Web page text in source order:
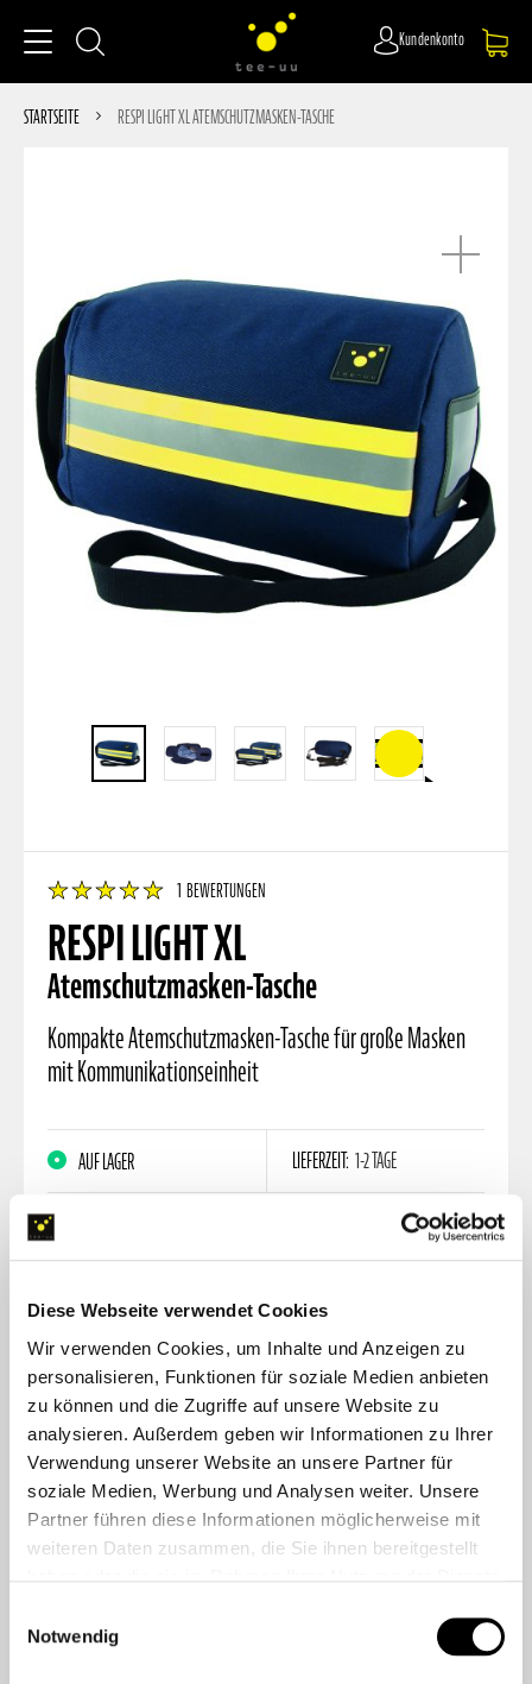
Diese Webseite verwendet Cookies
Wir verwenden Cookies, um Inhalte und Anzeigen zu
personalisieren, Funktionen für soziale Medien anbieten
zu können und die Zugriffe auf unsere Website zu
analysieren. Außerdem geben wir Informationen zu Ihrer
Verwendung unserer Website an unsere Partner für
soziale Medien, Werbung und Analysen weiter. Unsere
Partner führen diese Informationen möglicherweise mit
weiteren Daten zusammen, die Sie ihnen bereitgestellt
Notwendig
Kundenkonto
STARTSEITE RESPI LIGHT XL ATEMSCHUTZMASKEN-TASCHE
1 BEWERTUNGEN
RESPI LIGHT XL
Atemschutzmasken-Tasche
Kompakte Atemschutzmasken-Tasche für große Masken
mit Kommunikationseinheit
AUF LAGER LIEFERZEIT: 1-2 TAGE
platzsparend: flexible Tasche zur kompakten Lagerung im
Fahrzeug
ausgewachsen: ideal für große Atemschutzmasken mit
Kommunikationseinheit
vielseitig: auch gut für bis zu zwei Tragetücher nach EN
1865 geeignet
47,00 €
inkl. MwSt. zzgl.Versandkosten